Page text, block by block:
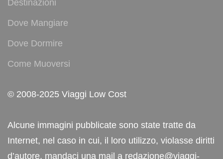
Destinazioni
Dove Mangiare
Dove Dormire
Come Muoversi
© 2008-2025 Viaggi Low Cost
Alcune immagini pubblicate sono state tratte da
Internet, nel caso in cui, il loro utilizzo, violasse diritti
d’autore, mandaci una mail a redazione@viaggi-